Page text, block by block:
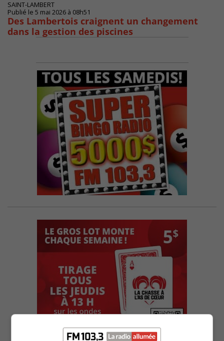
SAINT-LAMBERT
Publié le 5 mai 2026 à 08h51
Des Lambertois craignent un changement
dans la gestion des piscines